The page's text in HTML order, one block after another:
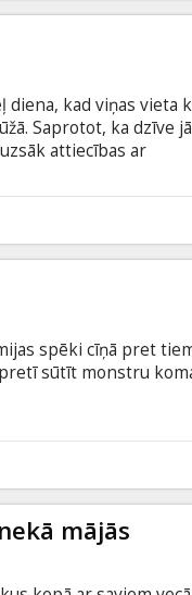
kad viņas vieta
Saprotot, ka dzīve
attiecības ar
no darba. Vēl
cietumā par gēkiem,
Lisas
spēki cīņā pret
sūtīt monstru
mājās